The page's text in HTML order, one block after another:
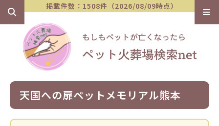
掲載件数：1508件（2026/08/09時点）
天国への扉ペットメモリアル熊本